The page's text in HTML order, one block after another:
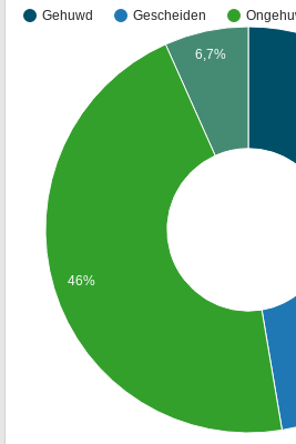
Gehuwd Gescheiden
6,7%
46%